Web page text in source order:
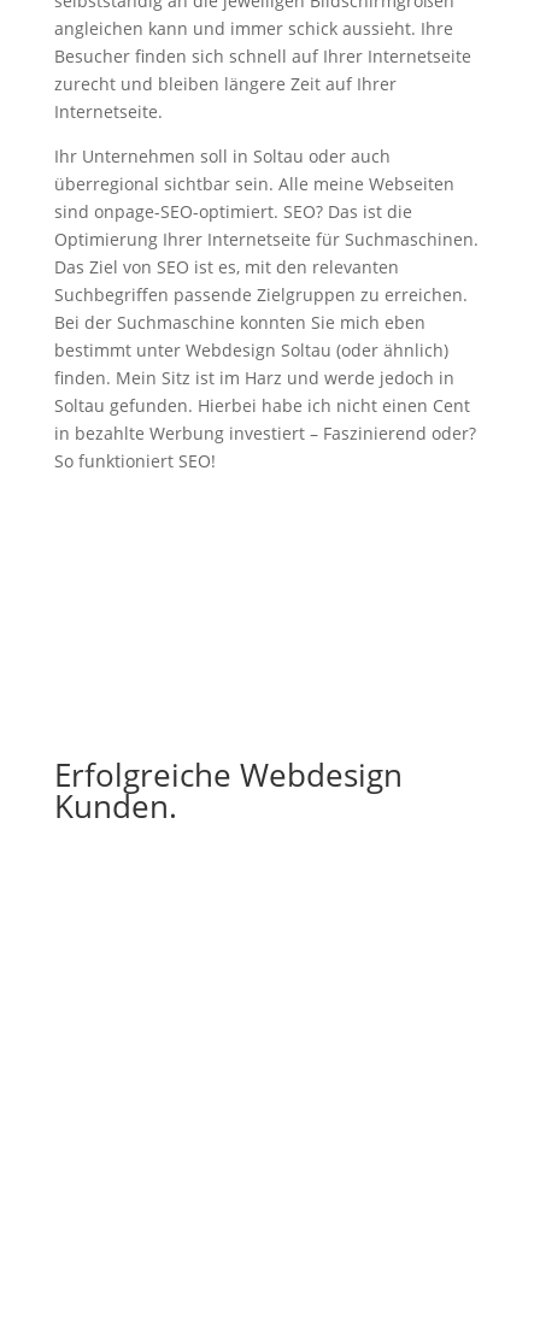
angleichen kann und immer schick aussieht. Ihre
Besucher finden sich schnell auf Ihrer Internetseite
zurecht und bleiben längere Zeit auf Ihrer
Internetseite.
Ihr Unternehmen soll in Soltau oder auch
überregional sichtbar sein. Alle meine Webseiten
sind onpage-SEO-optimiert. SEO? Das ist die
Optimierung Ihrer Internetseite für Suchmaschinen.
Das Ziel von SEO ist es, mit den relevanten
Suchbegriffen passende Zielgruppen zu erreichen.
Bei der Suchmaschine konnten Sie mich eben
bestimmt unter Webdesign Soltau (oder ähnlich)
finden. Mein Sitz ist im Harz und werde jedoch in
Soltau gefunden. Hierbei habe ich nicht einen Cent
in bezahlte Werbung investiert – Faszinierend oder?
So funktioniert SEO!
Erfolgreiche Webdesign
Kunden.